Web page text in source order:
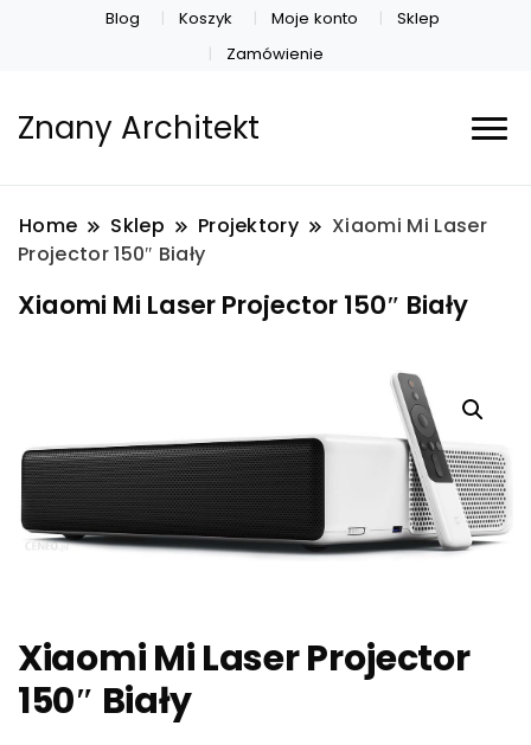
Blog Koszyk Moje konto
Sklep
Zamówienie
Znany Architekt
Home Sklep Projektory
Xiaomi Mi Laser
Projector 150″ Biały
Xiaomi Mi Laser Projector 150″ Biały
Xiaomi Mi Laser Projector
150″ Biały